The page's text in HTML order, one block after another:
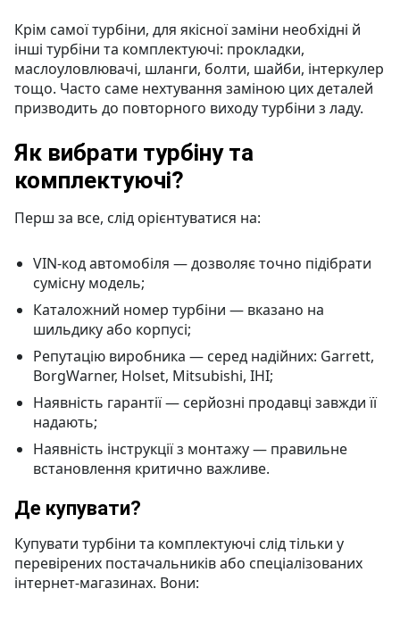
Крім самої турбіни, для якісної заміни необхідні й
інші турбіни та комплектуючі: прокладки,
маслоуловлювачі, шланги, болти, шайби, інтеркулер
тощо. Часто саме нехтування заміною цих деталей
призводить до повторного виходу турбіни з ладу.
Як вибрати турбіну та
комплектуючі?
Перш за все, слід орієнтуватися на:
VIN-код автомобіля — дозволяє точно підібрати
сумісну модель;
Каталожний номер турбіни — вказано на
шильдику або корпусі;
Репутацію виробника — серед надійних: Garrett,
BorgWarner, Holset, Mitsubishi, IHI;
Наявність гарантії — серйозні продавці завжди її
надають;
Наявність інструкції з монтажу — правильне
встановлення критично важливе.
Де купувати?
Купувати турбіни та комплектуючі слід тільки у
перевірених постачальників або спеціалізованих
інтернет-магазинах. Вони: